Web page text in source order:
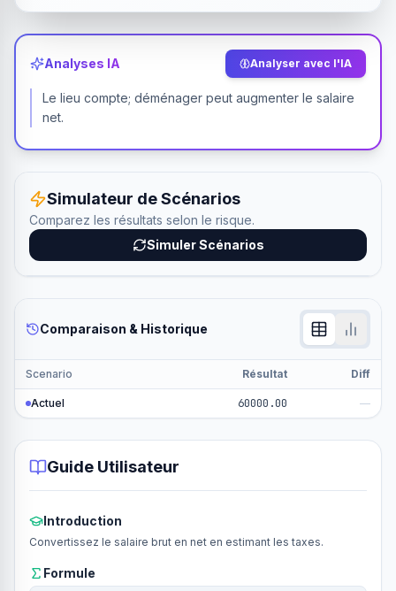
Analyses IA Analyser avec l'IA
Le lieu compte; déménager peut augmenter le salaire
net.
Simulateur de Scénarios
Comparez les résultats selon le risque.
Simuler Scénarios
Comparaison & Historique
Scenario Résultat Diff
Actuel 60000.00 —
Guide Utilisateur
Introduction
Convertissez le salaire brut en net en estimant les taxes.
Formule